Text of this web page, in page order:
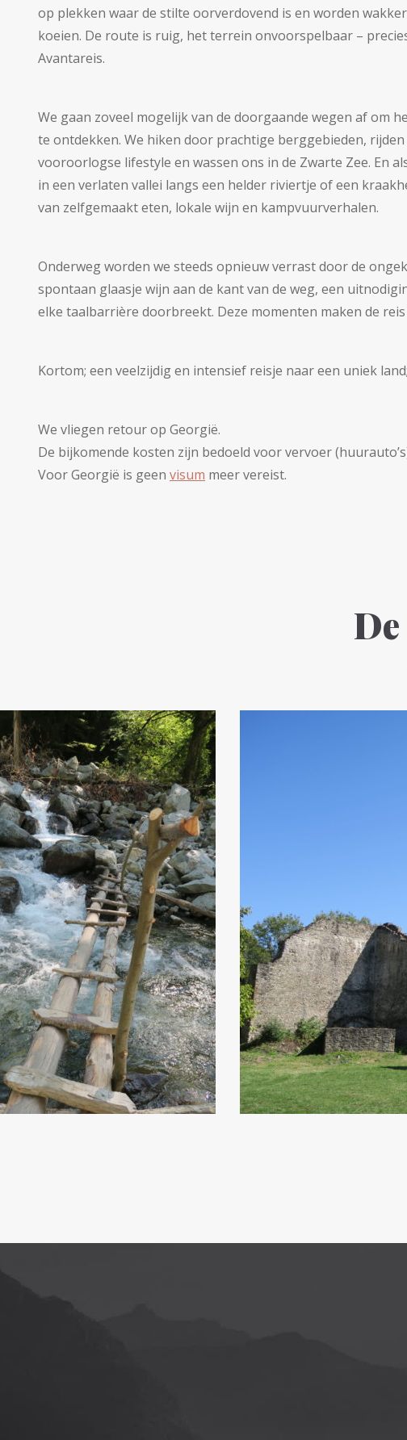
op plekken waar de stilte oorverdovend is en worden
koeien. De route is ruig, het terrein onvoorspelbaar –
Avantareis.
We gaan zoveel mogelijk van de doorgaande wegen af om
te ontdekken. We hiken door prachtige berggebieden,
vooroorlogse lifestyle en wassen ons in de Zwarte Zee. En
in een verlaten vallei langs een helder riviertje of een
van zelfgemaakt eten, lokale wijn en kampvuurverhalen.
Onderweg worden we steeds opnieuw verrast door de
spontaan glaasje wijn aan de kant van de weg, een
elke taalbarrière doorbreekt. Deze momenten maken de
Kortom; een veelzijdig en intensief reisje naar een uniek
We vliegen retour op Georgië.
De bijkomende kosten zijn bedoeld voor vervoer
Voor Georgië is geen visum meer vereist.